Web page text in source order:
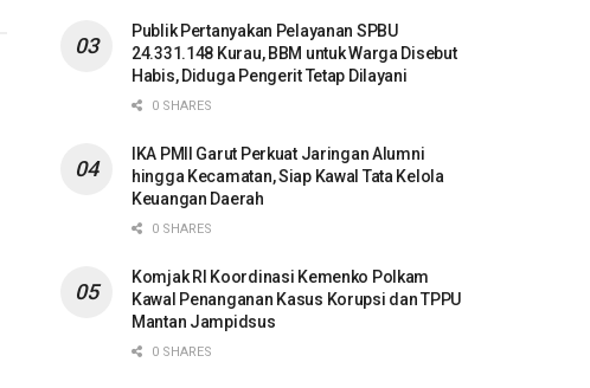
Publik Pertanyakan Pelayanan SPBU
24.331.148 Kurau, BBM untuk Warga Disebut
Habis, Diduga Pengerit Tetap Dilayani
0 SHARES
IKA PMII Garut Perkuat Jaringan Alumni
hingga Kecamatan, Siap Kawal Tata Kelola
Keuangan Daerah
0 SHARES
Komjak RI Koordinasi Kemenko Polkam
Kawal Penanganan Kasus Korupsi dan TPPU
Mantan Jampidsus
0 SHARES